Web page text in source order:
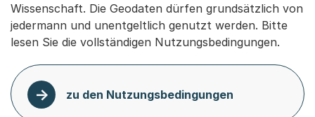
Wissenschaft. Die Geodaten dürfen grundsätzlich von
jedermann und unentgeltlich genutzt werden. Bitte
lesen Sie die vollständigen Nutzungsbedingungen.
zu den Nutzungsbedingungen